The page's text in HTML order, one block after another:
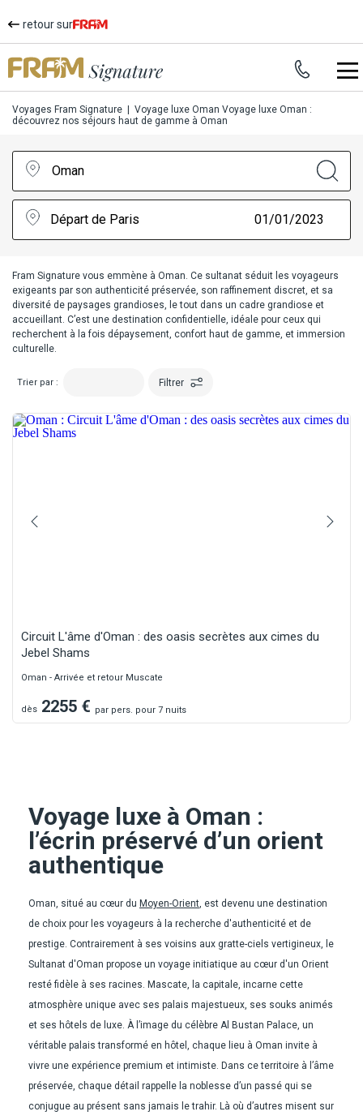
retour sur
Voyages Fram Signature Voyage luxe Oman Voyage luxe Oman :
découvrez nos séjours haut de gamme à Oman
Oman
Départ de Paris 01/01/2023
Fram Signature vous emmène à Oman. Ce sultanat séduit les voyageurs
exigeants par son authenticité préservée, son raffinement discret, et sa
diversité de paysages grandioses, le tout dans un cadre grandiose et
accueillant. C’est une destination confidentielle, idéale pour ceux qui
recherchent à la fois dépaysement, confort haut de gamme, et immersion
culturelle.
Trier par : Filtrer
Circuit L'âme d'Oman : des oasis secrètes aux cimes du
Jebel Shams
Oman - Arrivée et retour Muscate
dès 2255 € par pers. pour 7 nuits
Voyage luxe à Oman :
l’écrin préservé d’un orient
authentique
Oman, situé au cœur du Moyen-Orient, est devenu une destination
de choix pour les voyageurs à la recherche d'authenticité et de
prestige. Contrairement à ses voisins aux gratte-ciels vertigineux, le
Sultanat d'Oman propose un voyage initiatique au cœur d'un Orient
resté fidèle à ses racines. Mascate, la capitale, incarne cette
atmosphère unique avec ses palais majestueux, ses souks animés
et ses hôtels de luxe. À l’image du célèbre Al Bustan Palace, un
véritable palais transformé en hôtel, chaque lieu à Oman invite à
vivre une expérience premium et intimiste. Dans ce territoire à l’âme
préservée, chaque détail rappelle la noblesse d’un passé qui se
conjugue au présent sans jamais le trahir. Là où d’autres misent sur